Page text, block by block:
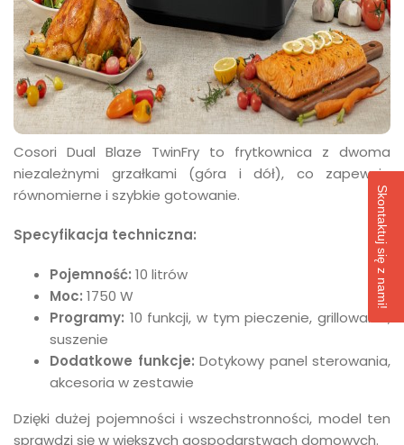
Cosori Dual Blaze TwinFry to frytkownica z dwoma
niezależnymi grzałkami (góra i dół), co zapewnia
równomierne i szybkie gotowanie.
Specyfikacja techniczna:
Pojemność: 10 litrów
Moc: 1750 W
Programy: 10 funkcji, w tym pieczenie, grillowanie,
suszenie
Dodatkowe funkcje: Dotykowy panel sterowania,
akcesoria w zestawie
Dzięki dużej pojemności i wszechstronności, model ten
sprawdzi się w większych gospodarstwach domowych.
Skontaktuj się z nami!